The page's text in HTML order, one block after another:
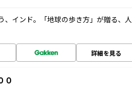
、インド。「地球の歩き方」が贈る、人
詳細を見る
０